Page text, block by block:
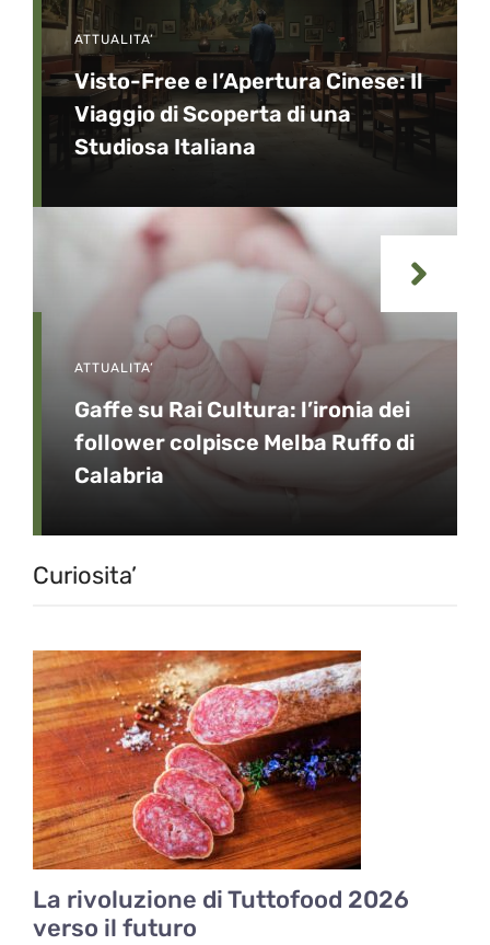
ATTUALITA’
Visto-Free e l’Apertura Cinese: Il
Viaggio di Scoperta di una
Studiosa Italiana
ATTUALITA’
Gaffe su Rai Cultura: l’ironia dei
follower colpisce Melba Ruffo di
Calabria
Curiosita’
La rivoluzione di Tuttofood 2026
verso il futuro